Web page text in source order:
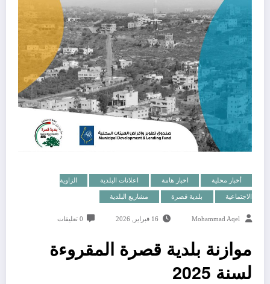
أخبار محلية اخبار هامة اعلانات البلدية الزاوية
الاجتماعية بلدية قصرة مشاريع البلدية
Mohammad Aqel 16 فبراير, 2026 0 تعليقات
موازنة بلدية قصرة المقروءة
لسنة 2025